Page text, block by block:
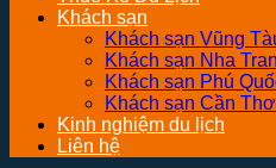
Khách sạn
Khách sạn Vũng
Khách sạn Nha
Khách sạn Phú
Khách sạn Cần Thơ
Kinh nghiệm du lịch
Liên hệ